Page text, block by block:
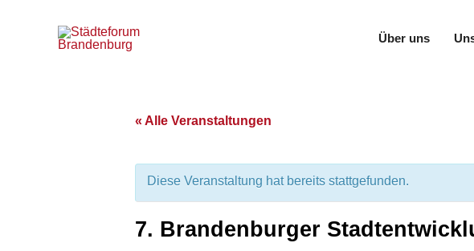
Über uns
« Alle Veranstaltungen
Diese Veranstaltung hat bereits stattgefunden.
7. Brandenburger